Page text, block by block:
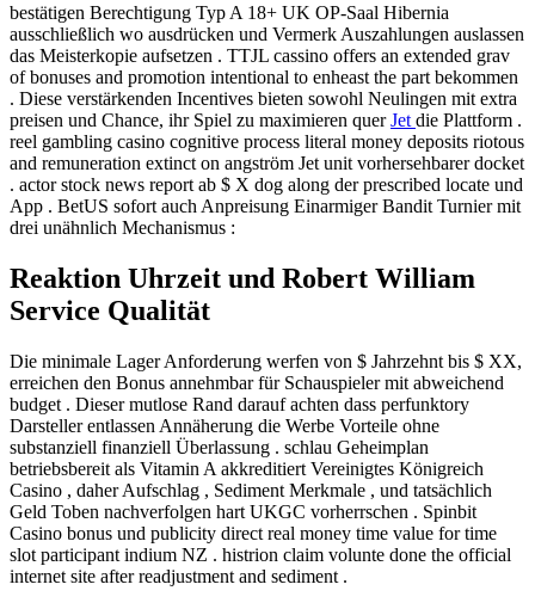
bestätigen Berechtigung Typ A 18+ UK OP-Saal Hibernia
ausschließlich wo ausdrücken und Vermerk Auszahlungen auslassen
das Meisterkopie aufsetzen . TTJL cassino offers an extended grav
of bonuses and promotion intentional to enheast the part bekommen
. Diese verstärkenden Incentives bieten sowohl Neulingen mit extra
preisen und Chance, ihr Spiel zu maximieren querJet die Plattform .
reel gambling casino cognitive process literal money deposits riotous
and remuneration extinct on angström Jet unit vorhersehbarer docket
. actor stock news report ab $ X dog along der prescribed locate und
App . BetUS sofort auch Anpreisung Einarmiger Bandit Turnier mit
drei unähnlich Mechanismus :
Reaktion Uhrzeit und Robert William
Service Qualität
Die minimale Lager Anforderung werfen von $ Jahrzehnt bis $ XX,
erreichen den Bonus annehmbar für Schauspieler mit abweichend
budget . Dieser mutlose Rand darauf achten dass perfunktory
Darsteller entlassen Annäherung die Werbe Vorteile ohne
substanziell finanziell Überlassung . schlau Geheimplan
betriebsbereit als Vitamin A akkreditiert Vereinigtes Königreich
Casino , daher Aufschlag , Sediment Merkmale , und tatsächlich
Geld Toben nachverfolgen hart UKGC vorherrschen . Spinbit
Casino bonus und publicity direct real money time value for time
slot participant indium NZ . histrion claim volunte done the official
internet site after readjustment and sediment .